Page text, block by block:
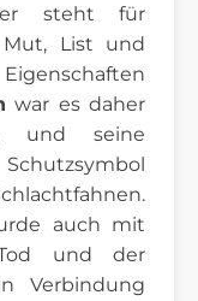
steht für
Mut, List und
war es daher
und seine
auch mit
und der
Verbindung